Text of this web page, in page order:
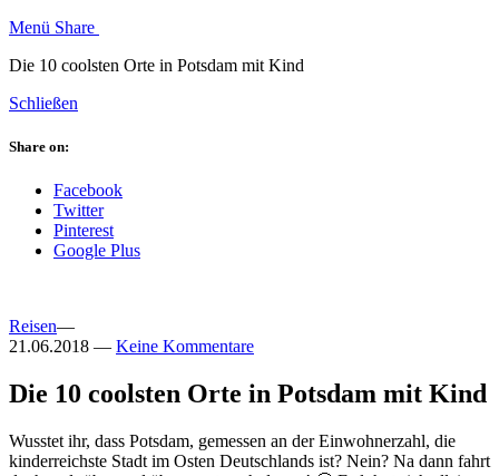
Menü Share
Die 10 coolsten Orte in Potsdam mit Kind
Schließen
Share on:
Facebook
Twitter
Pinterest
Google Plus
Reisen—
21.06.2018 — Keine Kommentare
Die 10 coolsten Orte in Potsdam mit Kind
Wusstet ihr, dass Potsdam, gemessen an der Einwohnerzahl, die
kinderreichste Stadt im Osten Deutschlands ist? Nein? Na dann fahrt